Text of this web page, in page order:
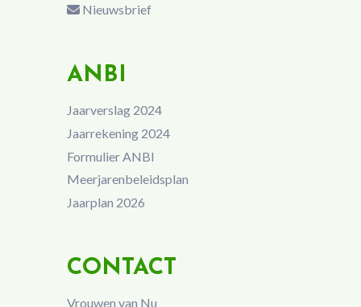
Nieuwsbrief
ANBI
Jaarverslag 2024
Jaarrekening 2024
Formulier ANBI
Meerjarenbeleidsplan
Jaarplan 2026
CONTACT
Vrouwen van Nu